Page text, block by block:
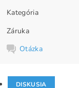
Kategória
Záruka
Otázka
DISKUSIA